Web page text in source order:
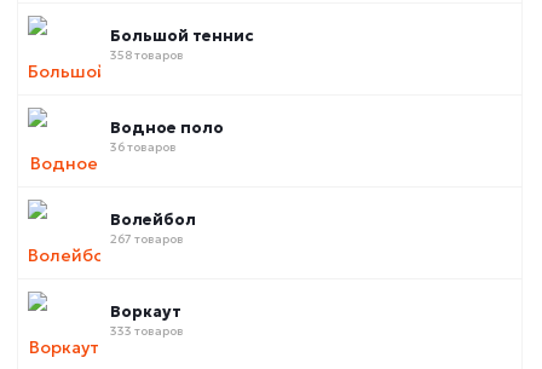
Большой теннис
358 товаров
Водное поло
36 товаров
Волейбол
267 товаров
Воркаут
333 товаров